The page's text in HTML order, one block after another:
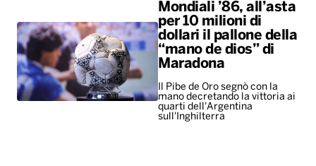
Mondiali ’86, all’asta
per 10 milioni di
dollari il pallone della
“mano de dios” di
Maradona
Il Pibe de Oro segnò con la
mano decretando la vittoria ai
quarti dell'Argentina
sull'Inghilterra